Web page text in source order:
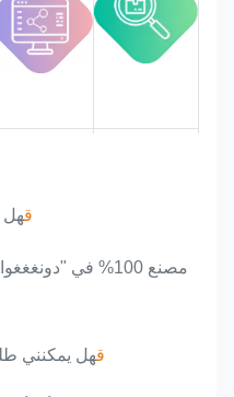
هل
هل يمكنني طلب